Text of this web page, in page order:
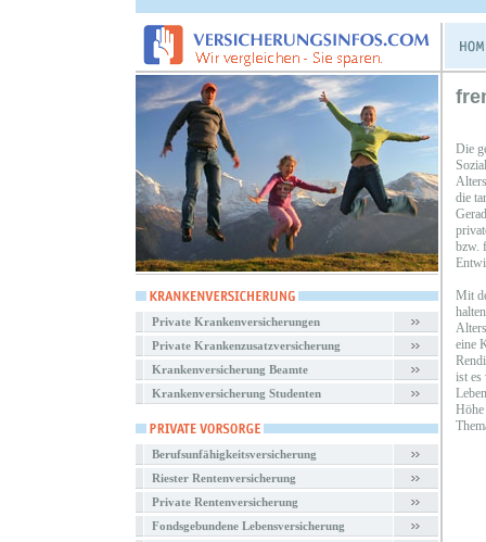
Private Krankenversicherungen
Private Krankenzusatzversicherung
Krankenversicherung Beamte
Krankenversicherung Studenten
Berufsunfähigkeitsversicherung
Riester Rentenversicherung
Private Rentenversicherung
Fondsgebundene Lebensversicherung
Die
die
bzw.
Mit
eine
ist es